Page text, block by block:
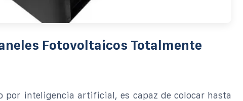
Fotovoltaicos Totalmente
por inteligencia artificial, es capaz de colocar hasta